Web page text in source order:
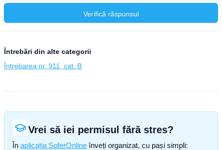
Verifică răspunsul
Întrebări din alte categorii
Întrebarea nr. 911, cat. B
Vrei să iei permisul fără stres?
În aplicația SoferOnline înveți organizat, cu pași simpli: